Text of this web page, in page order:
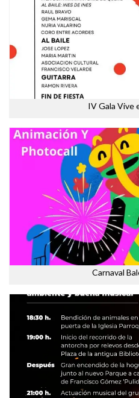
IV Gala Vive
Carnaval